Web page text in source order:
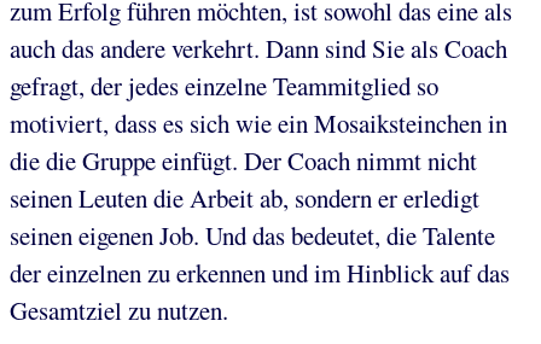
zum Erfolg führen möchten, ist sowohl das eine als
auch das andere verkehrt. Dann sind Sie als Coach
gefragt, der jedes einzelne Teammitglied so
motiviert, dass es sich wie ein Mosaiksteinchen in
die die Gruppe einfügt. Der Coach nimmt nicht
seinen Leuten die Arbeit ab, sondern er erledigt
seinen eigenen Job. Und das bedeutet, die Talente
der einzelnen zu erkennen und im Hinblick auf das
Gesamtziel zu nutzen.